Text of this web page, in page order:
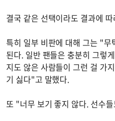
결국 같은 선택이라도 결과에
특히 일부 비판에 대해 그는 "
된다. 일반 팬들은 충분히 그렇
지도 않은 사람들이 그런 걸 가
기 싫다"고 말했다.
또 "너무 보기 좋지 않다. 선수